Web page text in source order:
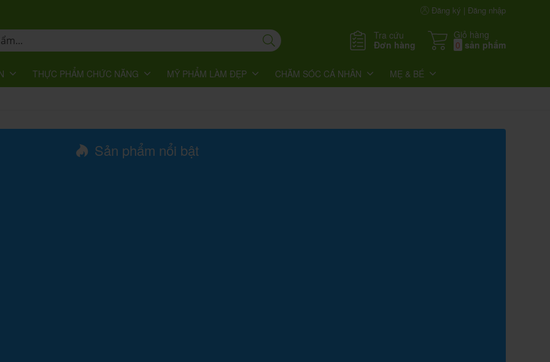
Đăng ký | Đăng nhập
Tra cứu
Đơn hàng
Giỏ hàng
0 sản phẩm
THỰC PHẨM CHỨC NĂNG MỸ PHẨM LÀM ĐẸP CHĂM SÓC CÁ NHÂN
MẸ & BÉ
Sản phẩm nổi bật